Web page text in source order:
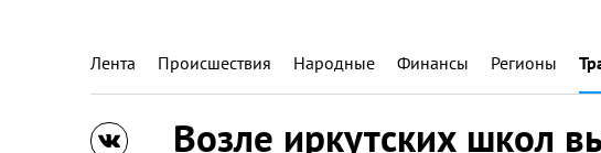
Лента Происшествия Народные Финансы Регионы
Возле иркутских школ